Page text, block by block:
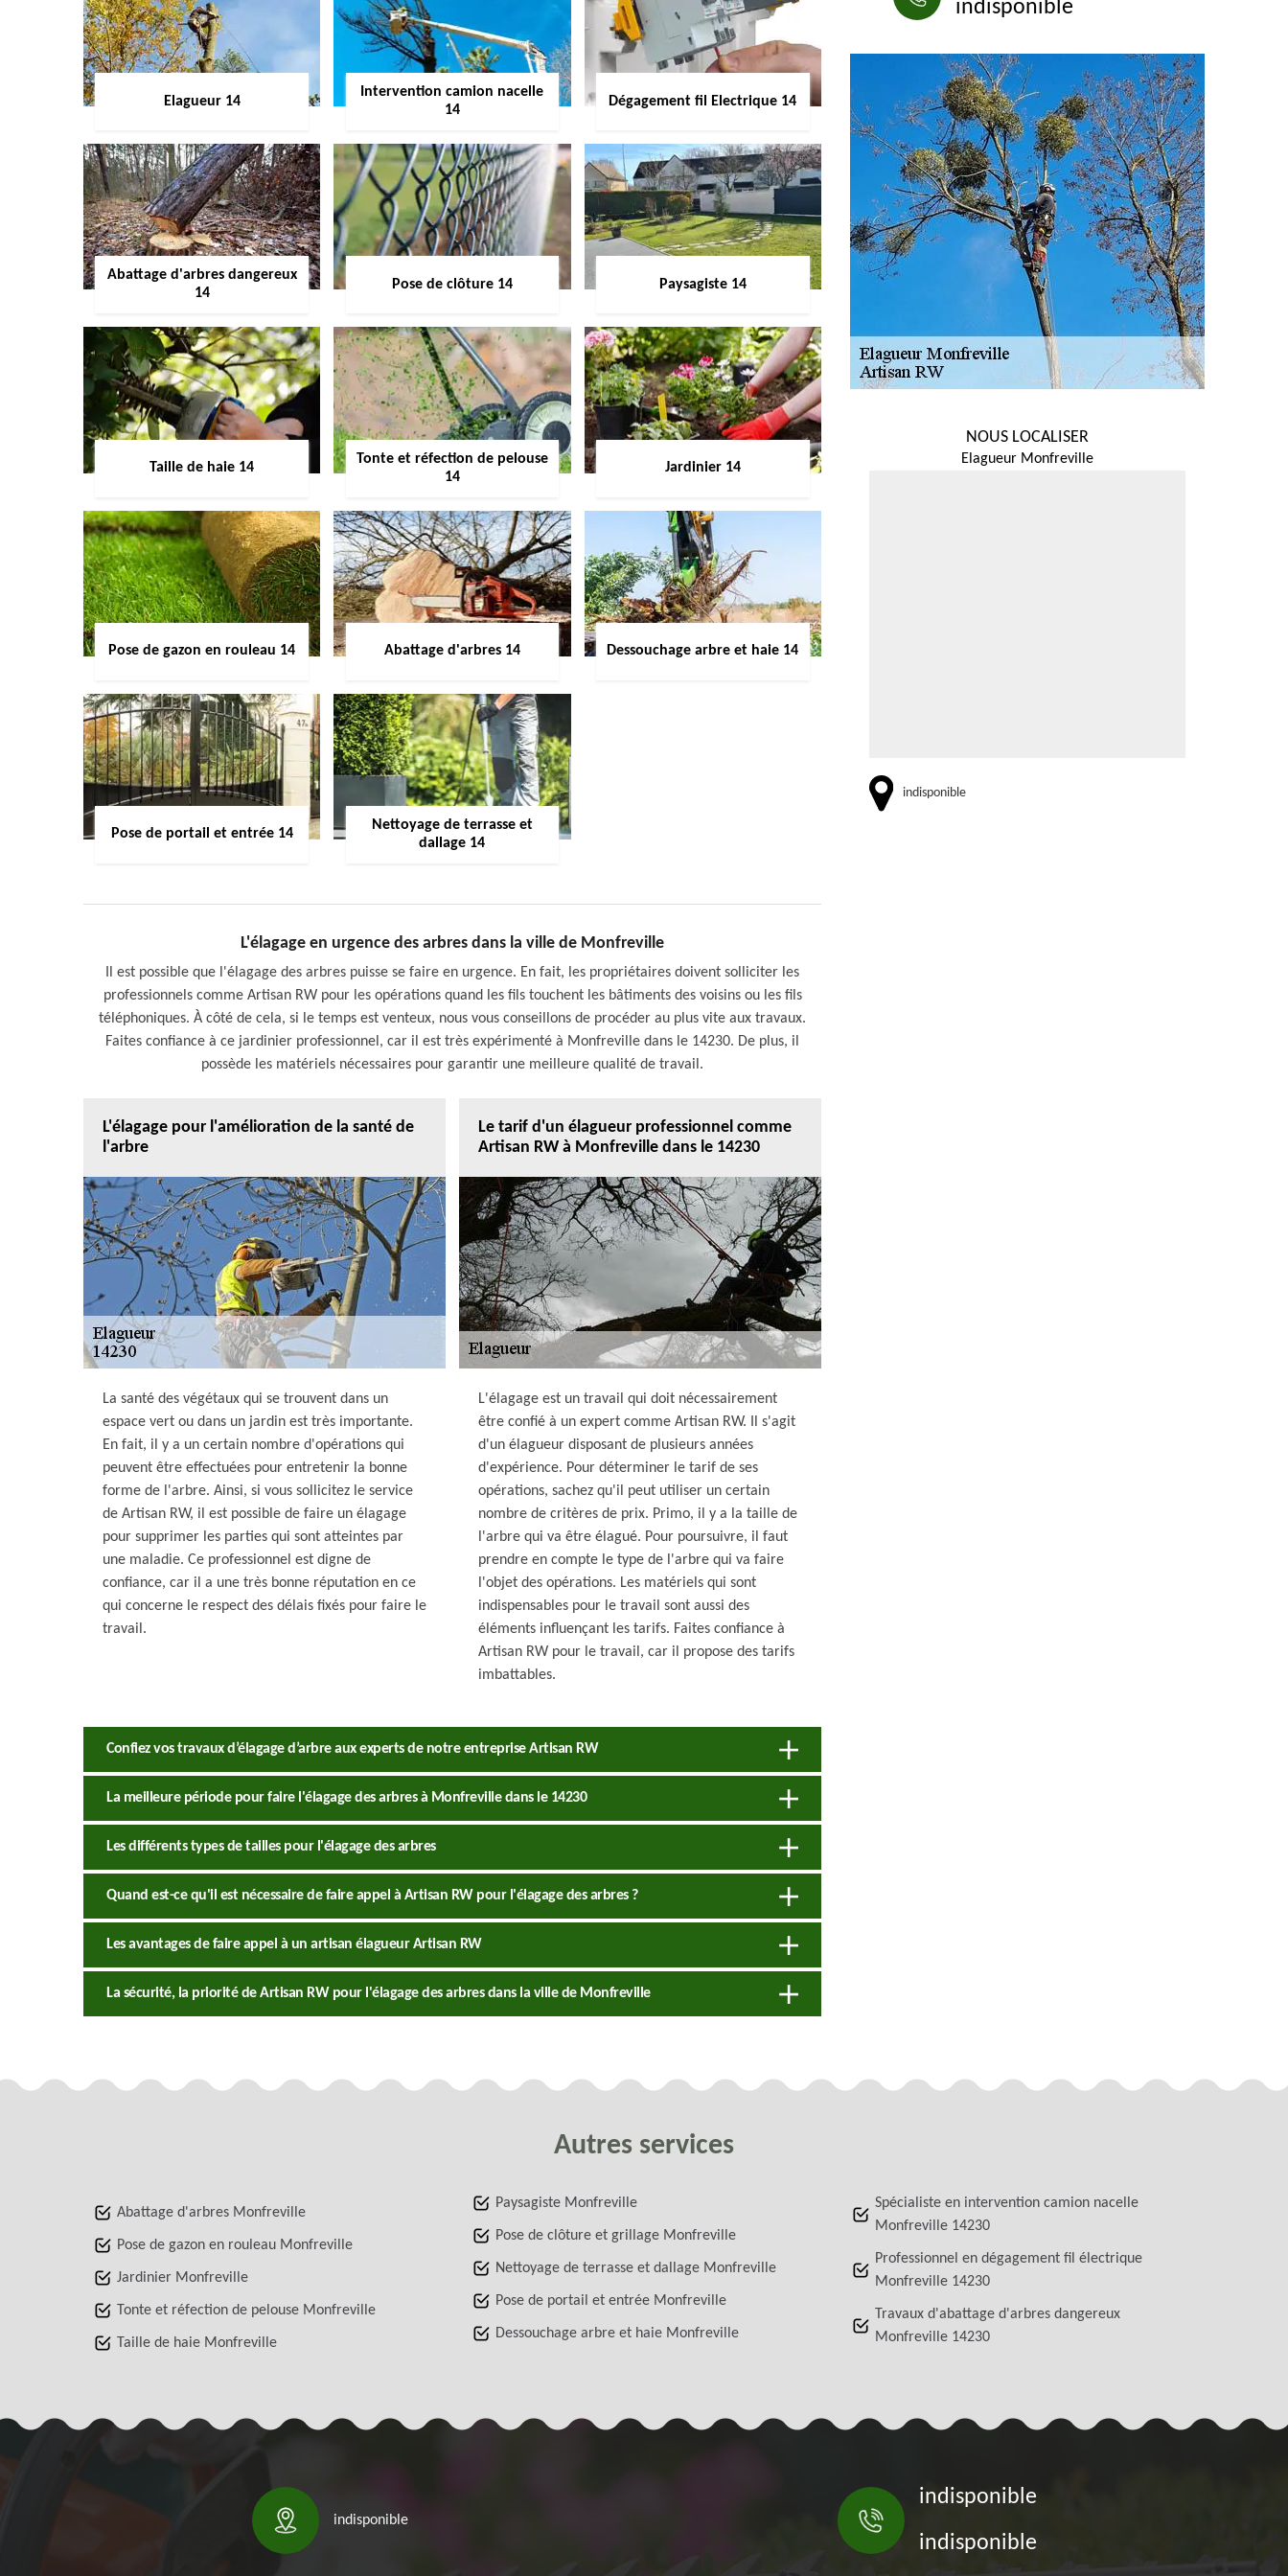
Elagueur 14
Intervention camion nacelle
14
Dégagement fil Electrique 14
Abattage d'arbres dangereux
14
Pose de clôture 14 Paysagiste 14
Taille de haie 14
Tonte et réfection de pelouse
14
Jardinier 14
Pose de gazon en rouleau 14 Abattage d'arbres 14 Dessouchage arbre et haie 14
Pose de portail et entrée 14
Nettoyage de terrasse et
dallage 14
L'élagage en urgence des arbres dans la ville de Monfreville
Il est possible que l'élagage des arbres puisse se faire en urgence. En fait, les propriétaires doivent solliciter les
professionnels comme Artisan RW pour les opérations quand les fils touchent les bâtiments des voisins ou les fils
téléphoniques. À côté de cela, si le temps est venteux, nous vous conseillons de procéder au plus vite aux travaux.
Faites confiance à ce jardinier professionnel, car il est très expérimenté à Monfreville dans le 14230. De plus, il
possède les matériels nécessaires pour garantir une meilleure qualité de travail.
L'élagage pour l'amélioration de la santé de
l'arbre
La santé des végétaux qui se trouvent dans un
espace vert ou dans un jardin est très importante.
En fait, il y a un certain nombre d'opérations qui
peuvent être effectuées pour entretenir la bonne
forme de l'arbre. Ainsi, si vous sollicitez le service
de Artisan RW, il est possible de faire un élagage
pour supprimer les parties qui sont atteintes par
une maladie. Ce professionnel est digne de
confiance, car il a une très bonne réputation en ce
qui concerne le respect des délais fixés pour faire le
travail.
Le tarif d'un élagueur professionnel comme
Artisan RW à Monfreville dans le 14230
L'élagage est un travail qui doit nécessairement
être confié à un expert comme Artisan RW. Il s'agit
d'un élagueur disposant de plusieurs années
d'expérience. Pour déterminer le tarif de ses
opérations, sachez qu'il peut utiliser un certain
nombre de critères de prix. Primo, il y a la taille de
l'arbre qui va être élagué. Pour poursuivre, il faut
prendre en compte le type de l'arbre qui va faire
l'objet des opérations. Les matériels qui sont
indispensables pour le travail sont aussi des
éléments influençant les tarifs. Faites confiance à
Artisan RW pour le travail, car il propose des tarifs
imbattables.
Confiez vos travaux d’élagage d’arbre aux experts de notre entreprise Artisan RW
La meilleure période pour faire l'élagage des arbres à Monfreville dans le 14230
Les différents types de tailles pour l'élagage des arbres
Quand est-ce qu'il est nécessaire de faire appel à Artisan RW pour l'élagage des arbres ?
Les avantages de faire appel à un artisan élagueur Artisan RW
La sécurité, la priorité de Artisan RW pour l'élagage des arbres dans la ville de Monfreville
indisponible
NOUS LOCALISER
Elagueur Monfreville
indisponible
Autres services
Abattage d'arbres Monfreville
Pose de gazon en rouleau Monfreville
Jardinier Monfreville
Tonte et réfection de pelouse Monfreville
Taille de haie Monfreville
Paysagiste Monfreville
Pose de clôture et grillage Monfreville
Nettoyage de terrasse et dallage Monfreville
Pose de portail et entrée Monfreville
Dessouchage arbre et haie Monfreville
Spécialiste en intervention camion nacelle
Monfreville 14230
Professionnel en dégagement fil électrique
Monfreville 14230
Travaux d'abattage d'arbres dangereux
Monfreville 14230
indisponible
indisponible
indisponible